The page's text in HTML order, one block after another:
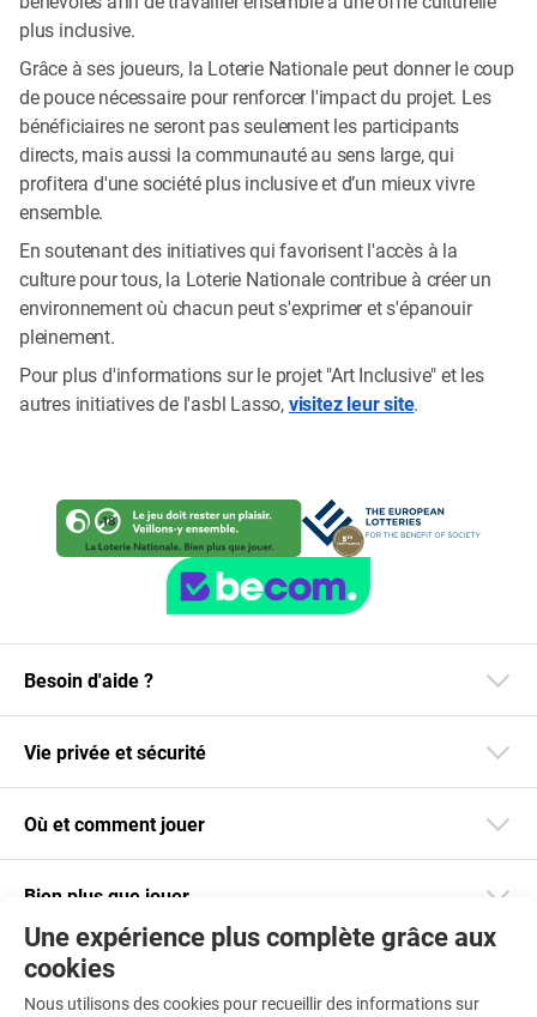
plus inclusive.
Grâce à ses joueurs, la Loterie Nationale peut donner le coup
de pouce nécessaire pour renforcer l'impact du projet. Les
bénéficiaires ne seront pas seulement les participants
directs, mais aussi la communauté au sens large, qui
profitera d'une société plus inclusive et d’un mieux vivre
ensemble.
En soutenant des initiatives qui favorisent l'accès à la
culture pour tous, la Loterie Nationale contribue à créer un
environnement où chacun peut s'exprimer et s'épanouir
pleinement.
Pour plus d'informations sur le projet "Art Inclusive" et les
autres initiatives de l'asbl Lasso,visitez leur site.
Une expérience plus complète grâce aux
cookies
Nous utilisons des cookies pour recueillir des informations sur
Besoin d'aide ?
Vie privée et sécurité
Où et comment jouer
Bien plus que jouer